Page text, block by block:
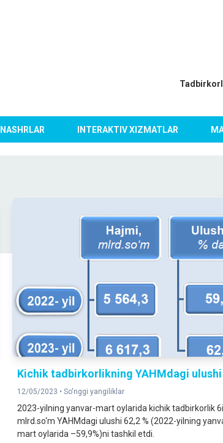
NASHRLAR INTERAKTIV XIZMATLAR
Kichik tadbirkorlikning YAHMdagi ulushi
12/05/2023 • So'nggi yangiliklar
2023-yilning yanvar-mart oylarida kichik tadbirkorlik
mlrd.so‘m YAHMdagi ulushi 62,2 % (2022-yilning
mart oylarida –59,9%)ni tashkil etdi.